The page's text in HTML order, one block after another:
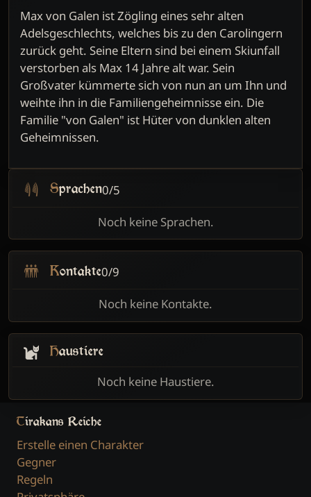
Max von Galen ist Zögling eines sehr alten
Adelsgeschlechts, welches bis zu den Carolingern
zurück geht. Seine Eltern sind bei einem Skiunfall
verstorben als Max 14 Jahre alt war. Sein
Großvater kümmerte sich von nun an um Ihn und
weihte ihn in die Familiengeheimnisse ein. Die
Familie "von Galen" ist Hüter von dunklen alten
Geheimnissen.
Sprachen0/5
Noch keine Sprachen.
Kontakte0/9
Noch keine Kontakte.
Haustiere
Noch keine Haustiere.
Tirakans Reiche
Erstelle einen Charakter
Gegner
Regeln